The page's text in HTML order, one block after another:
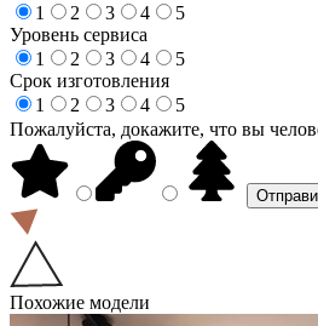
1
2 3 4
5
Уровень сервиса
1
2 3 4
5
Срок изготовления
1
2 3 4
5
Пожалуйста, докажите, что вы
Похожие модели